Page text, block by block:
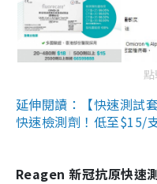
延伸閱讀：【快速測試
快速檢測劑！低至$15/
Reagen 新冠抗原快速